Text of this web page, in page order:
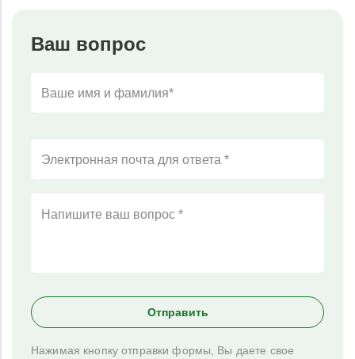
Ваш вопрос
Нажимая кнопку отправки формы, Вы даете свое